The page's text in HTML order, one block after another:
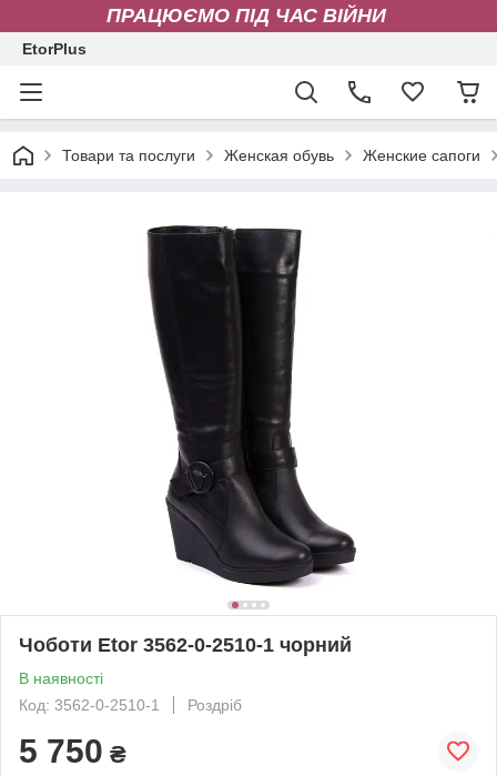
ПРАЦЮЄМО ПІД ЧАС ВІЙНИ
EtorPlus
Товари та послуги Женская обувь Женские сапоги
Чоботи Etor 3562-0-2510-1 чорний
В наявності
Код: 3562-0-2510-1
Роздріб
5 750 ₴